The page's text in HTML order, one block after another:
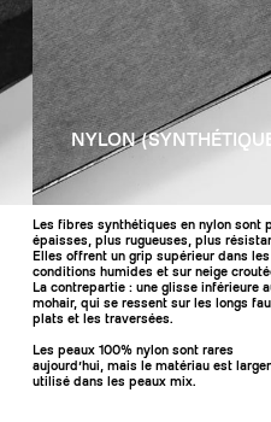
NYLON
Les fibres synthétiques en nylon sont
épaisses, plus rugueuses, plus
Elles offrent un grip supérieur dans les
conditions humides et sur neige
La contrepartie : une glisse inférieure
mohair, qui se ressent sur les longs
plats et les traversées.
Les peaux 100% nylon sont rares
aujourd’hui, mais le matériau est
utilisé dans les peaux mix.